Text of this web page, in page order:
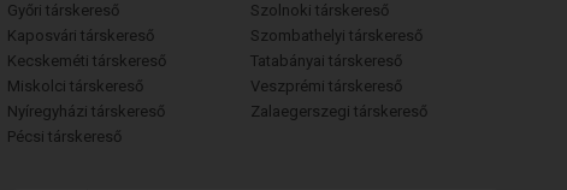
Győri társkereső
Kaposvári társkereső
Kecskeméti társkereső
Miskolci társkereső
Nyíregyházi társkereső
Pécsi társkereső
Szolnoki társkereső
Szombathelyi társkereső
Tatabányai társkereső
Veszprémi társkereső
Zalaegerszegi társkereső